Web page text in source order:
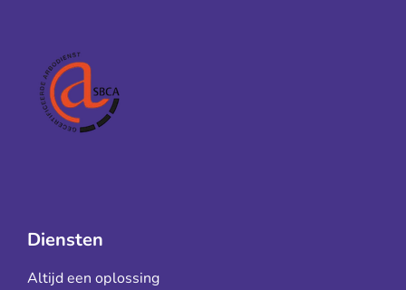
Diensten
Altijd een oplossing